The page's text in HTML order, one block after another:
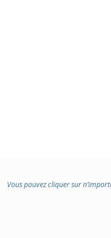
Vous pouvez cliquer sur